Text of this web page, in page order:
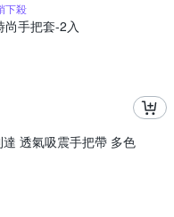
下殺
尚手把套-2入
達 透氣吸震手把帶 多色